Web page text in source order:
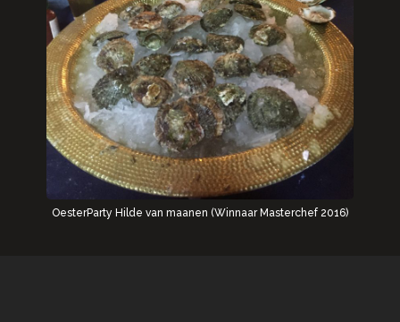
OesterParty Hilde van maanen (Winnaar Masterchef 2016)